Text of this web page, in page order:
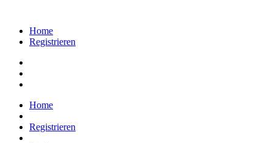
Home
Registrieren
Home
Registrieren